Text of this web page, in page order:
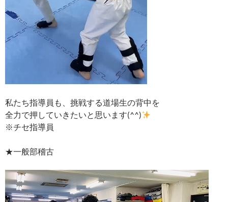
私たち指導員も、挑戦する道場生の背中を
全力で押していきたいと思います(^^)
※チセ指導員
★一般部稽古